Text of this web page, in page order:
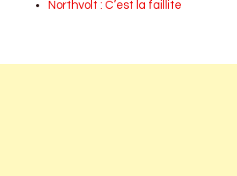
Northvolt : C’est la faillite